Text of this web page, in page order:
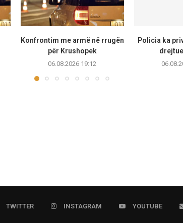
Konfrontim me armë në rrugën
për Krushopek
06.08.2026 19:12
Policia ka
TWITTER INSTAGRAM YOUTUBE